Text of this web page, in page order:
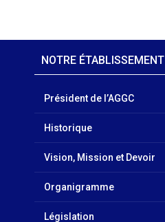
NOTRE ÉTABLISSEMENT
Président de l’AGGC
Historique
Vision, Mission et Devoir
Organigramme
Législation